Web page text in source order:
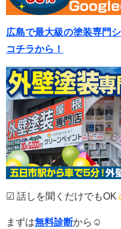
広島で最大級の塗装専門
コチラから！
☑ 話しを聞くだけでもOK
まずは無料診断から☺